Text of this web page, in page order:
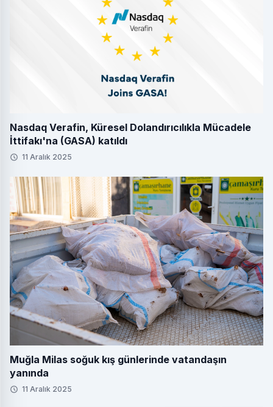
Nasdaq Verafin, Küresel Dolandırıcılıkla Mücadele
İttifakı'na (GASA) katıldı
11 Aralık 2025
Muğla Milas soğuk kış günlerinde vatandaşın
yanında
11 Aralık 2025